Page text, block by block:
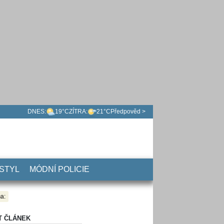
DNES: 19°CZÍTRA: 21°C Předpověd >
MÓDNÍ POLICIE
ČLÁNEK